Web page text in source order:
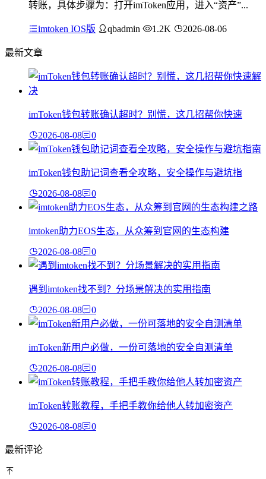
转账，具体步骤为：打开imToken应用，进入“资产”...
imtoken IOS版 qbadmin 1.2K 2026-08-06
最新文章
imToken钱包转账确认超时？别慌，这几招帮你快速
2026-08-08 0
imToken钱包助记词查看全攻略，安全操作与避坑指
2026-08-08 0
imtoken助力EOS生态，从众筹到官网的生态构建
2026-08-08 0
遇到imtoken找不到？分场景解决的实用指南
2026-08-08 0
imToken新用户必做，一份可落地的安全自测清单
2026-08-08 0
imToken转账教程，手把手教你给他人转加密资产
2026-08-08 0
最新评论